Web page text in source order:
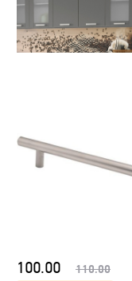
100.00 110.00